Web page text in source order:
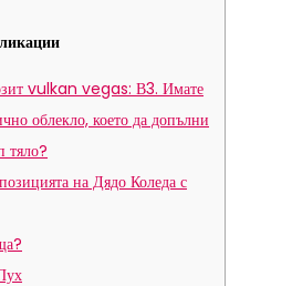
vulkan vegas: В3. Имате
облекло, което да допълни
тяло?
на Дядо Коледа с